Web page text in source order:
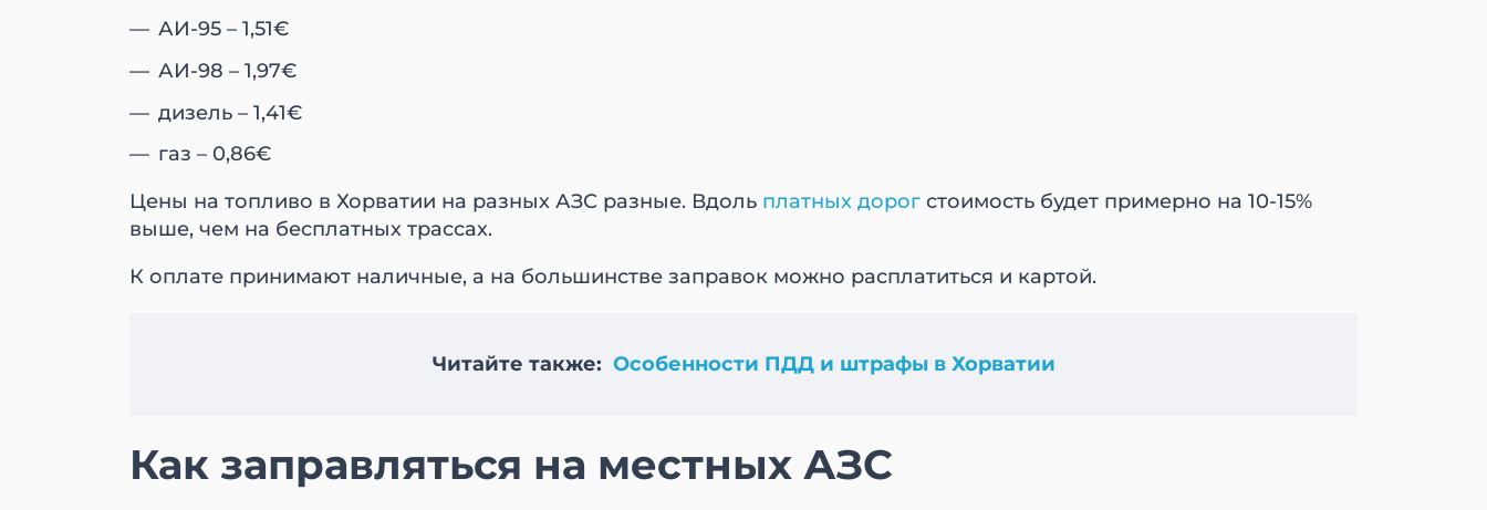
АИ-95 – 1,51€
АИ-98 – 1,97€
дизель – 1,41€
газ – 0,86€
Цены на топливо в Хорватии на разных АЗС разные. Вдоль платных дорог стоимость будет примерно на 10-15%
выше, чем на бесплатных трассах.
К оплате принимают наличные, а на большинстве заправок можно расплатиться и картой.
Читайте также: Особенности ПДД и штрафы в Хорватии
Как заправляться на местных АЗС